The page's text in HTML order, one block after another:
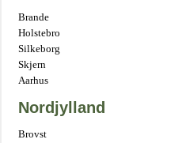
Brande
Holstebro
Silkeborg
Skjern
Aarhus
Nordjylland
Brovst